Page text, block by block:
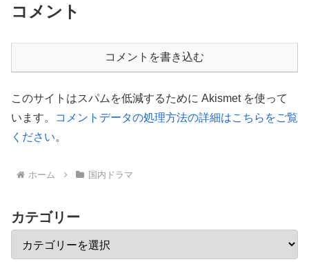
コメント
コメントを書き込む
このサイトはスパムを低減するために Akismet を使って
います。
コメントデータの処理方法の詳細はこちらをご覧
ください。
ホーム 国内ドラマ
カテゴリー